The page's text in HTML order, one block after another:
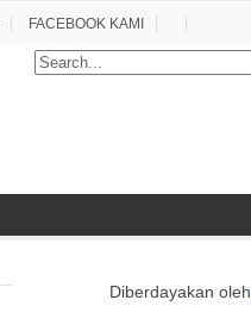
FACEBOOK KAMI
Diberdayakan oleh